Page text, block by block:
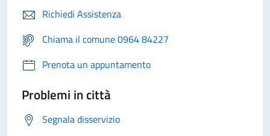
Richiedi Assistenza
Chiama il comune 0964 84227
Prenota un appuntamento
Problemi in città
Segnala disservizio